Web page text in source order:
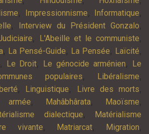
, Impressionnisme, Informatique,
, Interview du Président Gonzalo,
, L'Abeille et le communiste,
, La Pensé-Guide, La Pensée, Laïcité,
, Le Droit, Le génocide arménien,
Le
populaires, Libéralisme,
, Linguistique, Livre des morts,
armée, Mahâbhârata, Maoïsme,
dialectique,
Matérialisme
vivante, Matriarcat, Migration,